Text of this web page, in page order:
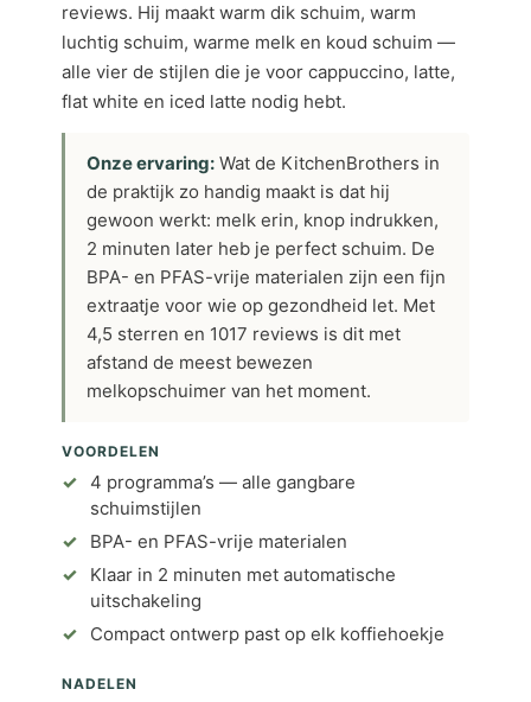
reviews. Hij maakt warm dik schuim, warm
luchtig schuim, warme melk en koud schuim —
alle vier de stijlen die je voor cappuccino, latte,
flat white en iced latte nodig hebt.
Onze ervaring: Wat de KitchenBrothers in
de praktijk zo handig maakt is dat hij
gewoon werkt: melk erin, knop indrukken,
2 minuten later heb je perfect schuim. De
BPA- en PFAS-vrije materialen zijn een fijn
extraatje voor wie op gezondheid let. Met
4,5 sterren en 1017 reviews is dit met
afstand de meest bewezen
melkopschuimer van het moment.
VOORDELEN
4 programma’s — alle gangbare
schuimstijlen
BPA- en PFAS-vrije materialen
Klaar in 2 minuten met automatische
uitschakeling
Compact ontwerp past op elk koffiehoekje
NADELEN